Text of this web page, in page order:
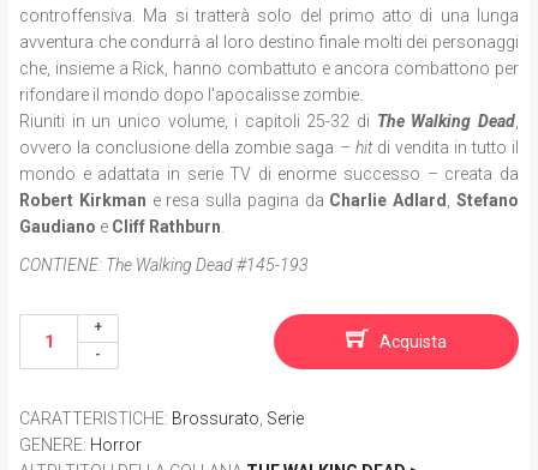
controffensiva. Ma si tratterà solo del primo atto di una lunga
avventura che condurrà al loro destino finale molti dei personaggi
che, insieme a Rick, hanno combattuto e ancora combattono per
rifondare il mondo dopo l'apocalisse zombie.
Riuniti in un unico volume, i capitoli 25-32 di The Walking Dead
ovvero la conclusione della zombie saga – hitdi vendita in tutto il
mondo e adattata in serie TV di enorme successo – creata da
Robert Kirkman e resa sulla pagina da Charlie Adlard ,Stefano
Gaudiano e Cliff Rathburn
CONTIENE: The Walking Dead #145-193
Acquista
CARATTERISTICHE: Brossurato Serie
GENERE: Horror